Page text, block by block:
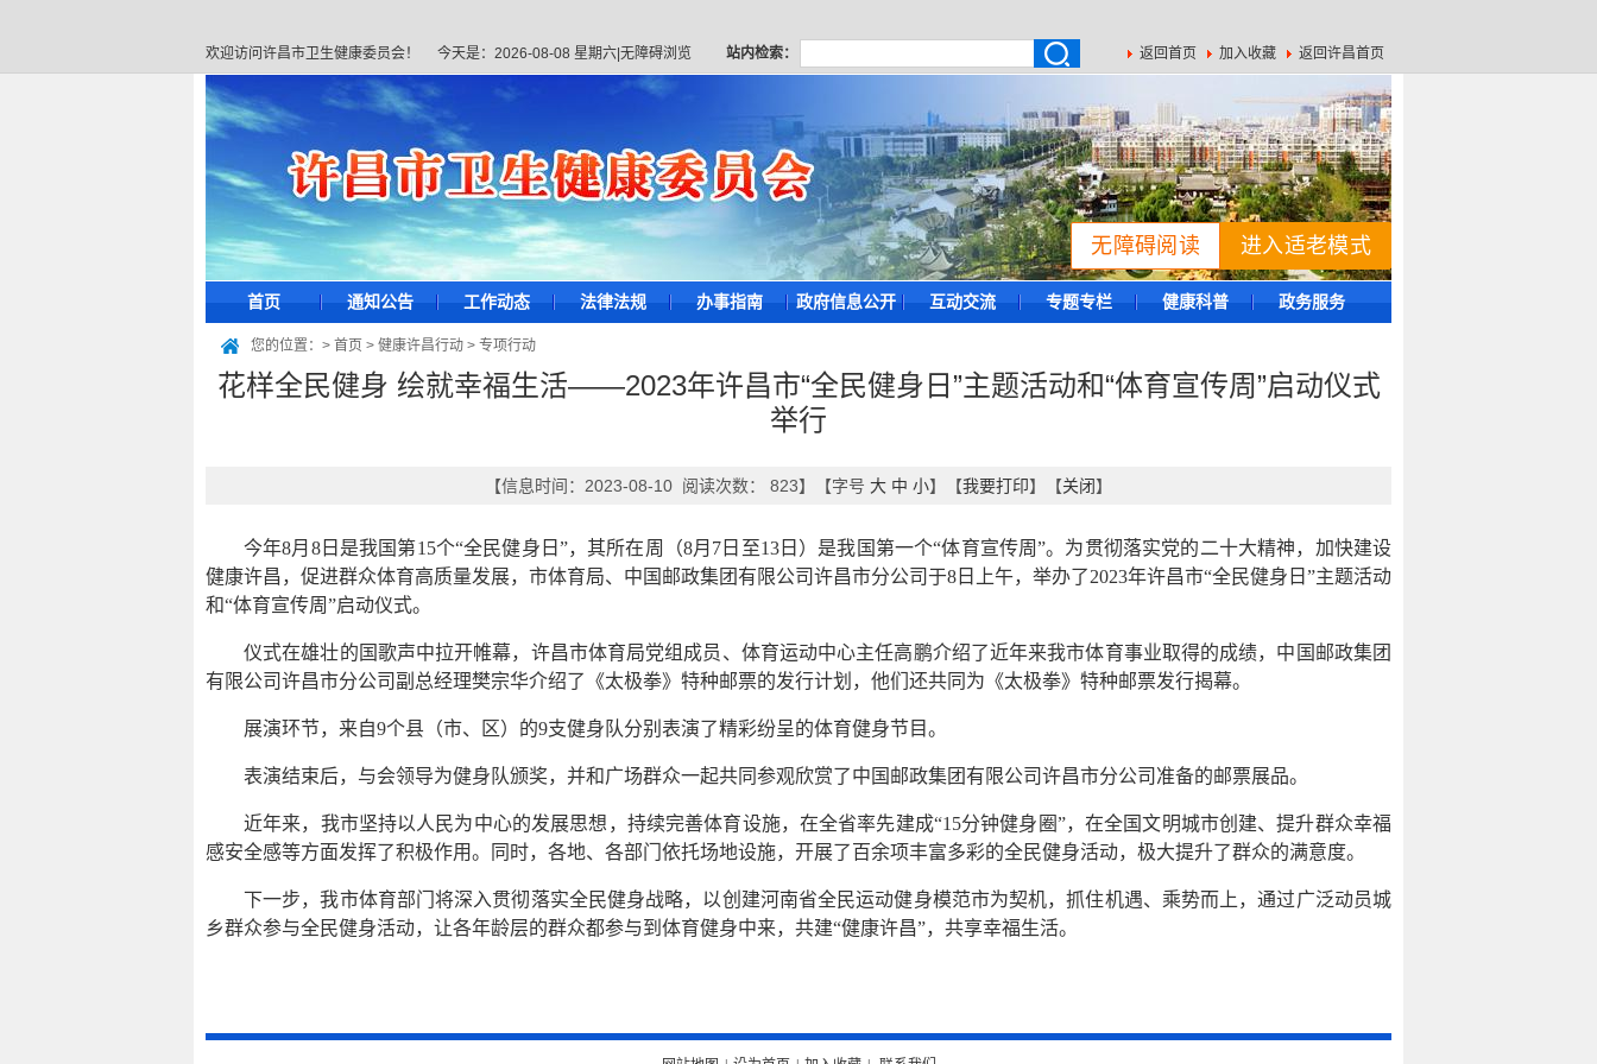
欢迎访问许昌市卫生健康委员会！ 今天是： 2026-08-08 星期六 无障碍浏览 返回首页 加入收藏 返回许昌首页
站内检索：
进入适老模式
无障碍阅读
首页 通知公告 工作动态 法律法规 办事指南 政府信息公开 互动交流 专题专栏 健康科普 政务服务
您的位置：> 首页 > 健康许昌行动 > 专项行动
花样全民健身 绘就幸福生活——2023年许昌市“全民健身日”主题活动和“体育宣传周”启动仪式
举行
【信息时间：2023-08-10 阅读次数： 823】【字号 大 中 小】【我要打印】【关闭】
今年8月8日是我国第15个“全民健身日”，其所在周（8月7日至13日）是我国第一个“体育宣传周”。为贯彻落实党的二十大精神，加快建设
健康许昌，促进群众体育高质量发展，市体育局、中国邮政集团有限公司许昌市分公司于8日上午，举办了2023年许昌市“全民健身日”主题活动
和“体育宣传周”启动仪式。
仪式在雄壮的国歌声中拉开帷幕，许昌市体育局党组成员、体育运动中心主任高鹏介绍了近年来我市体育事业取得的成绩，中国邮政集团
有限公司许昌市分公司副总经理樊宗华介绍了《太极拳》特种邮票的发行计划，他们还共同为《太极拳》特种邮票发行揭幕。
展演环节，来自9个县（市、区）的9支健身队分别表演了精彩纷呈的体育健身节目。
表演结束后，与会领导为健身队颁奖，并和广场群众一起共同参观欣赏了中国邮政集团有限公司许昌市分公司准备的邮票展品。
近年来，我市坚持以人民为中心的发展思想，持续完善体育设施，在全省率先建成“15分钟健身圈”，在全国文明城市创建、提升群众幸福
感安全感等方面发挥了积极作用。同时，各地、各部门依托场地设施，开展了百余项丰富多彩的全民健身活动，极大提升了群众的满意度。
下一步，我市体育部门将深入贯彻落实全民健身战略，以创建河南省全民运动健身模范市为契机，抓住机遇、乘势而上，通过广泛动员城
乡群众参与全民健身活动，让各年龄层的群众都参与到体育健身中来，共建“健康许昌”，共享幸福生活。